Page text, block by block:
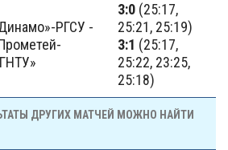
РГСУ -
3:0 (25:17,
25:21, 25:19)
3:1 (25:17,
25:22, 23:25,
25:18)
ДРУГИХ МАТЧЕЙ МОЖНО НАЙТИ